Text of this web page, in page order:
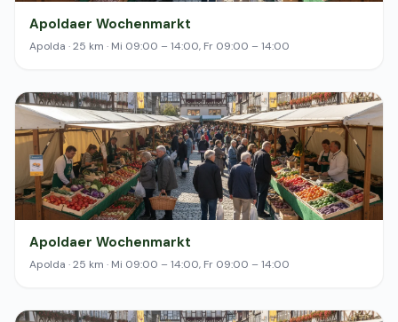
Apoldaer Wochenmarkt
Apolda · 25 km · Mi 09:00 – 14:00, Fr 09:00 – 14:00
Apoldaer Wochenmarkt
Apolda · 25 km · Mi 09:00 – 14:00, Fr 09:00 – 14:00